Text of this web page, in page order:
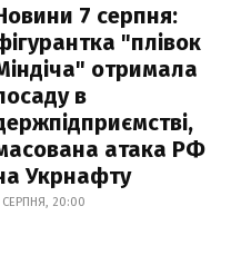
7 серпня:
"плівок
отримала
в
атака РФ
Укрнафту
СЕРПНЯ, 20:00